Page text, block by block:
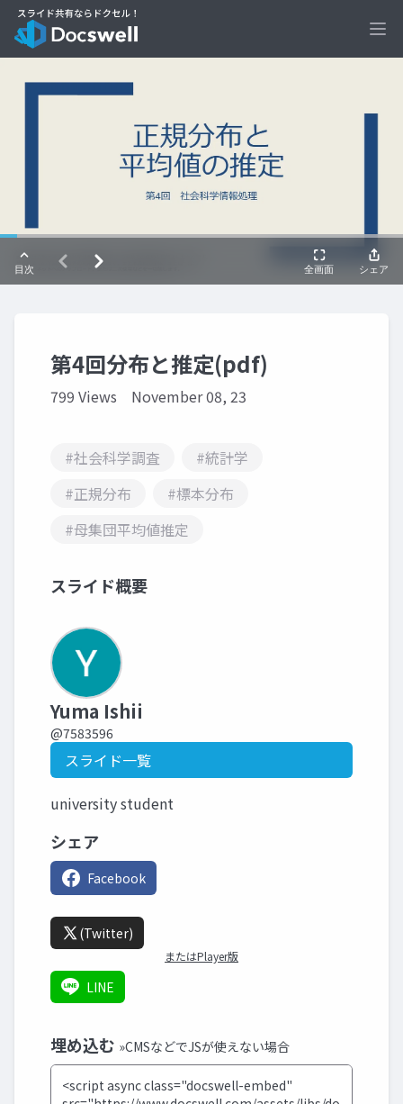
第4回分布と推定(pdf)
799 Views November 08, 23
#社会科学調査
#統計学
#正規分布
#標本分布
#母集団平均値推定
スライド概要
Yuma Ishii
@7583596
スライド一覧
university student
シェア
Facebook
(Twitter)
またはPlayer版
LINE
埋め込む »CMSなどでJSが使えない場合